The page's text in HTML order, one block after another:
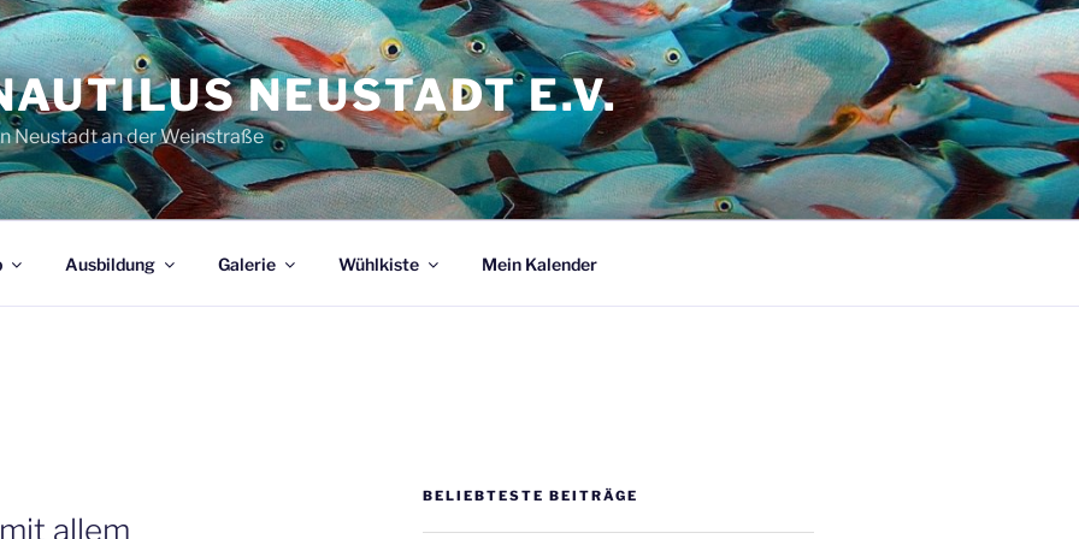
NEUSTADT E.V.
Neustadt an der Weinstraße
Ausbildung Galerie Wühlkiste Mein Kalender
allem
BELIEBTESTE BEITRÄGE